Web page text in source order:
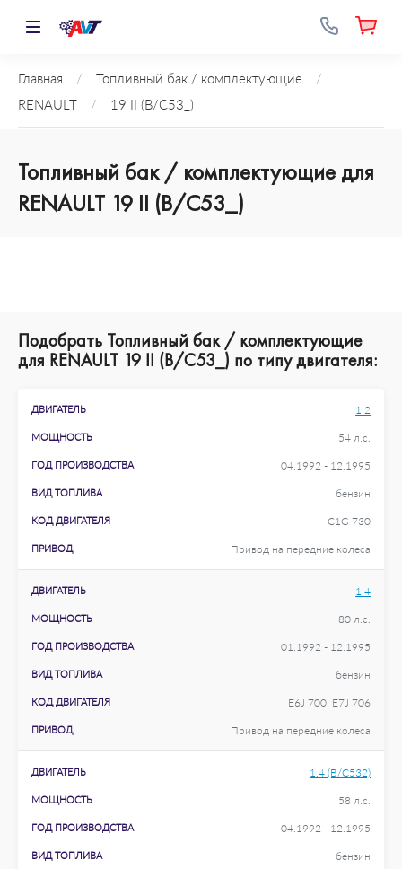
Главная / Топливный бак / комплектующие
/
RENAULT
/ 19 II (B/C53_)
Топливный бак / комплектующие для
RENAULT 19 II (B/C53_)
Подобрать Топливный бак / комплектующие
для RENAULT 19 II (B/C53_) по типу двигателя:
ДВИГАТЕЛЬ 1.2
МОЩНОСТЬ 54 л.с.
ГОД ПРОИЗВОДСТВА 04.1992 - 12.1995
ВИД ТОПЛИВА бензин
КОД ДВИГАТЕЛЯ C1G 730
ПРИВОД Привод на передние колеса
ДВИГАТЕЛЬ 1.4
МОЩНОСТЬ 80 л.с.
ГОД ПРОИЗВОДСТВА 01.1992 - 12.1995
ВИД ТОПЛИВА бензин
КОД ДВИГАТЕЛЯ E6J 700; E7J 706
ПРИВОД Привод на передние колеса
ДВИГАТЕЛЬ 1.4 (B/C532)
МОЩНОСТЬ 58 л.с.
ГОД ПРОИЗВОДСТВА 04.1992 - 12.1995
ВИД ТОПЛИВА бензин